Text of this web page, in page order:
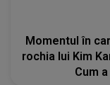
Momentul în
rochia lui Kim
Cum